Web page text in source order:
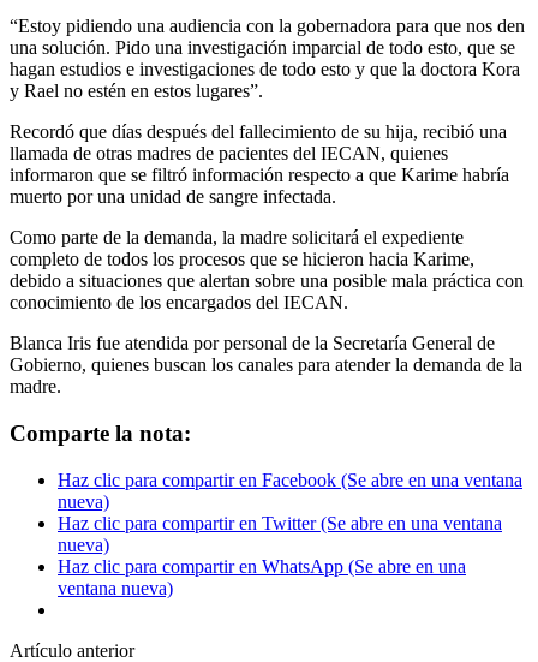
“Estoy pidiendo una audiencia con la gobernadora para que nos den
una solución. Pido una investigación imparcial de todo esto, que se
hagan estudios e investigaciones de todo esto y que la doctora Kora
y Rael no estén en estos lugares”.
Recordó que días después del fallecimiento de su hija, recibió una
llamada de otras madres de pacientes del IECAN, quienes
informaron que se filtró información respecto a que Karime habría
muerto por una unidad de sangre infectada.
Como parte de la demanda, la madre solicitará el expediente
completo de todos los procesos que se hicieron hacia Karime,
debido a situaciones que alertan sobre una posible mala práctica con
conocimiento de los encargados del IECAN.
Blanca Iris fue atendida por personal de la Secretaría General de
Gobierno, quienes buscan los canales para atender la demanda de la
madre.
Comparte la nota:
Haz clic para compartir en Facebook (Se abre en una ventana
nueva)
Haz clic para compartir en Twitter (Se abre en una ventana
nueva)
Haz clic para compartir en WhatsApp (Se abre en una
ventana nueva)
Artículo anterior